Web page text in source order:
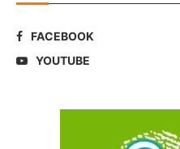
FACEBOOK
YOUTUBE